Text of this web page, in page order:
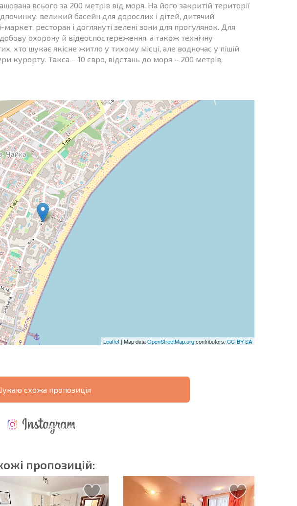
всього за 200 метрів від моря. На його закритій території
великий басейн для дорослих і дітей, дитячий
ресторан і доглянуті зелені зони для прогулянок. Для
охорону й відеоспостереження, а також технічну
хто шукає якісне житло у тихому місці, але водночас у пішій
курорту. Такса – 10 євро, відстань до моря – 200 метрів,
Leaflet | Map dataOpenStreetMap.orgcontributors, CC-BY-SA
схожа пропозиція
НА
ПРИБУТКОВІСТЬ
пропозицій: